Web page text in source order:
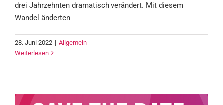
drei Jahrzehnten dramatisch verändert. Mit diesem
Wandel änderten
28. Juni 2022 | Allgemein
WeiterlesenSAVE THE DATE – Jahrestagung 2022